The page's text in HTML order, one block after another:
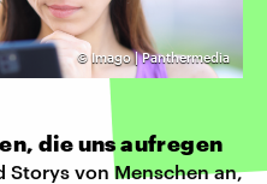
©Imago | Panthermedia
die uns aufregen
Storys von Menschen an,